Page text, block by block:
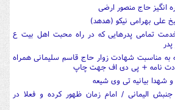
انگیز حاج منصور ارضی
علی بهرامی نیکو (هدهد)
تمامی پدرهایی که در راه محبت اهل بیت ع
به مناسبت شهادت زوار حاج قاسم سلیمانی همراه
نامه + پی دی اف جهت چاپ
شهدا بیانیه تی وی شیعه
جنبش الیمانی / امام زمان ظهور کرده و فعلا در